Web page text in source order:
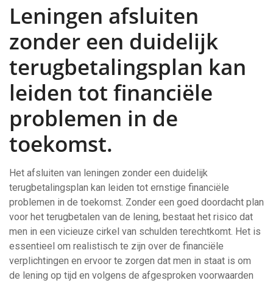
Leningen afsluiten
zonder een duidelijk
terugbetalingsplan kan
leiden tot financiële
problemen in de
toekomst.
Het afsluiten van leningen zonder een duidelijk
terugbetalingsplan kan leiden tot ernstige financiële
problemen in de toekomst. Zonder een goed doordacht plan
voor het terugbetalen van de lening, bestaat het risico dat
men in een vicieuze cirkel van schulden terechtkomt. Het is
essentieel om realistisch te zijn over de financiële
verplichtingen en ervoor te zorgen dat men in staat is om
de lening op tijd en volgens de afgesproken voorwaarden